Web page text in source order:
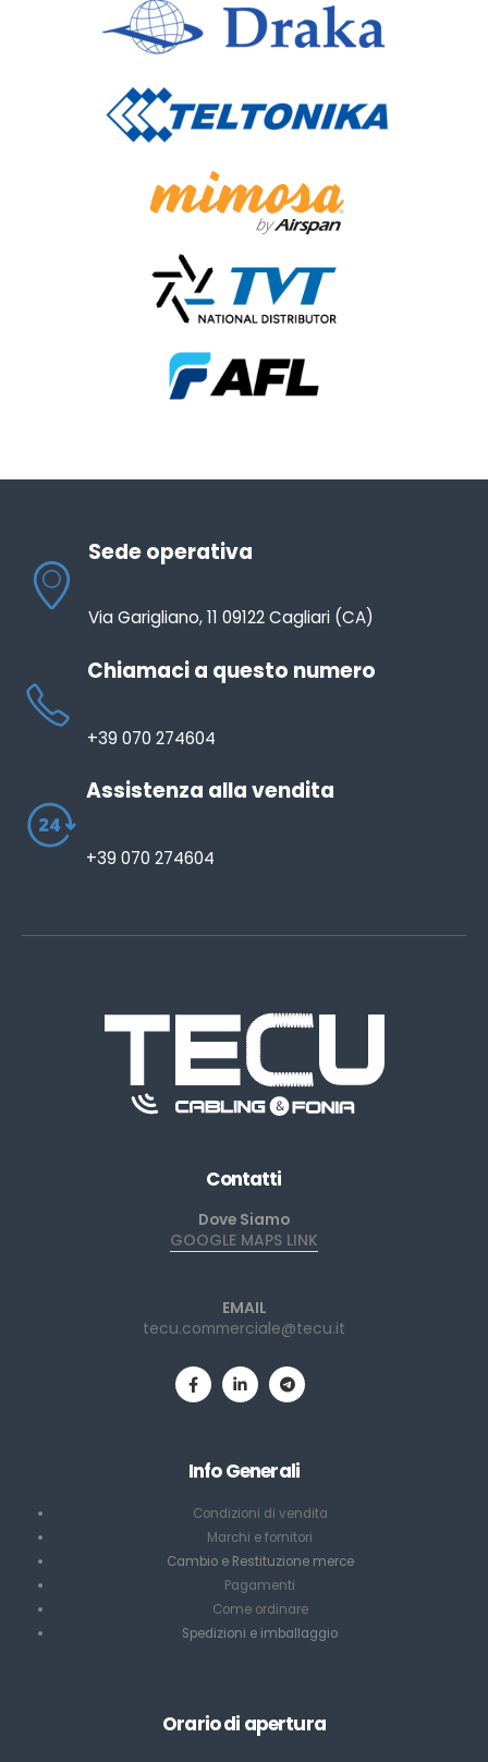
Sede operativa
Via Garigliano, 11 09122 Cagliari (CA)
Chiamaci a questo numero
+39 070 274604
Assistenza alla vendita
+39 070 274604
Contatti
Dove Siamo
GOOGLE MAPS LINK
EMAIL
tecu.commerciale@tecu.it
Info Generali
Condizioni di vendita
Marchi e fornitori
Cambio e Restituzione merce
Pagamenti
Come ordinare
Spedizioni e imballaggio
Orario di apertura